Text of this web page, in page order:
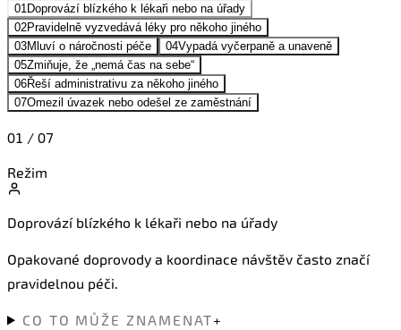
01 Doprovází blízkého k lékaři nebo na úřady
02Pravidelně vyzvedává léky pro někoho jiného
03Mluví o náročnosti péče 04Vypadá vyčerpaně a unaveně
05Zmiňuje, že „nemá čas na sebe“
06Řeší administrativu za někoho jiného
07Omezil úvazek nebo odešel ze zaměstnání
01 / 07
Režim
Doprovází blízkého k lékaři nebo na úřady
Opakované doprovody a koordinace návštěv často značí
pravidelnou péči.
CO TO MŮŽE ZNAMENAT+